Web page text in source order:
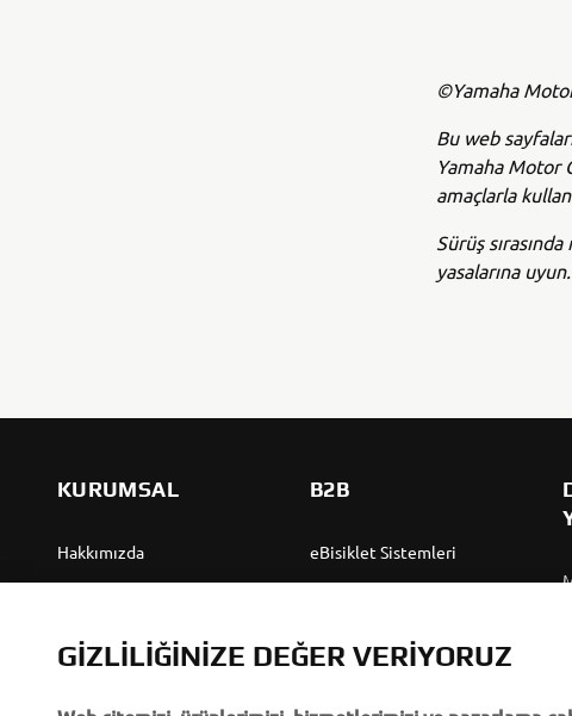
©Yamaha
Bu web
Yamaha Motor
amaçlarla
Sürüş
yasalarına uyun.
KURUMSAL
Hakkımızda
Olaylar
B2B
eBisiklet Sistemleri
GIZLILIĞINIZE DEĞER VERIYORUZ